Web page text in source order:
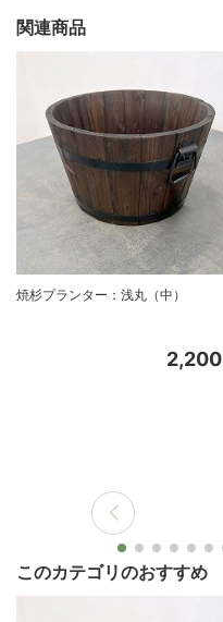
関連商品
焼杉プランター：浅丸（中）
2,200
このカテゴリのおすすめ